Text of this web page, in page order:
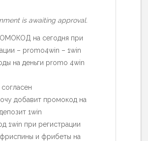
is awaiting approval.
на сегодня при
– promo4win – 1win
на деньги promo 4win
добавит промокод на
1win
1win при регистрации
и фрибеты на